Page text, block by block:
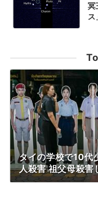
冥
タイの学校で10代
人殺害 祖父母殺害